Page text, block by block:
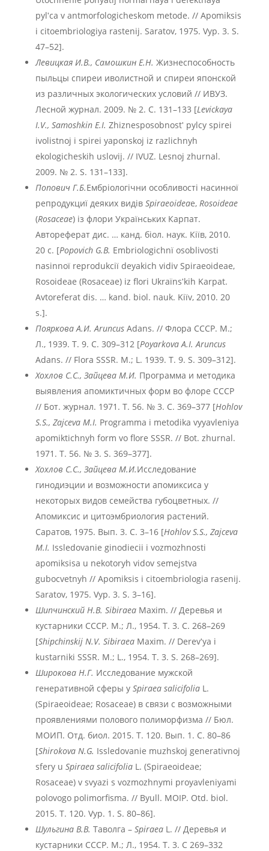
pylʹca v antmorfologicheskom metode. // Apomiksis
i citoembriologiya rastenij. Saratov, 1975. Vyp. 3. S.
47–52].
Левицкая И.В., Самошкин Е.Н. Жизнеспособность
пыльцы спиреи иволистной и спиреи японской
из различных экологических условий // ИВУЗ.
Лесной журнал. 2009. № 2. С. 131–133 [Levickaya
I.V., Samoshkin E.I. Zhiznesposobnostʹ pylcy spirei
ivolistnoj i spirei yaponskoj iz razlichnyh
ekologicheskih uslovij. // IVUZ. Lesnoj zhurnal.
2009. № 2. S. 131–133].
Попович Г.Б.Ембрiологiчни особливостi насинноï
репродукциï деяких видiв Spiraeoideae,Rosoideae
(Rosaceae) iз флори Украïнських Карпат.
Автореферат дис. … канд. бiол. наук. Кiïв, 2010.
20 с. [Popovich G.B. Embriologichnï osoblivosti
nasinnoï reprodukciï deyakich vidiv Spiraeoideae,
Rosoideae (Rosaceae) iz flori Ukraïnsʹkih Karpat.
Avtoreferat dis. … kand. biol. nauk. Kiïv, 2010. 20
s.].
Пояркова А.И. Aruncus Adans. // Флора СССР. М.;
Л., 1939. Т. 9. С. 309–312 [Poyarkova A.I. Aruncus
Adans. // Flora SSSR. M.; L. 1939. T. 9. S. 309–312].
Хохлов С.С., Зайцева М.И. Программа и методика
выявления апомиктичных форм во флоре СССР
// Бот. журнал. 1971. Т. 56. № 3. С. 369–377 [Hohlov
S.S., Zajceva M.I. Programma i metodika vyyavleniya
apomiktichnyh form vo flore SSSR. // Bot. zhurnal.
1971. T. 56. № 3. S. 369–377].
Хохлов С.С., Зайцева М.И.Исследование
гинодиэции и возможности апомиксиса у
некоторых видов семейства губоцветных. //
Апомиксис и цитоэмбриология растений.
Саратов, 1975. Вып. 3. С. 3–16 [Hohlov S.S., Zajceva
M.I. Issledovanie ginodiecii i vozmozhnosti
apomiksisa u nekotoryh vidov semejstva
gubocvetnyh // Apomiksis i citoembriologia rasenij.
Saratov, 1975. Vyp. 3. S. 3–16].
Шипчинский Н.В. Sibiraea Maxim. // Деревья и
кустарники СССР. М.; Л., 1954. Т. 3. С. 268–269
[Shipchinskij N.V. Sibiraea Maxim. // Derevʹya i
kustarniki SSSR. M.; L., 1954. T. 3. S. 268–269].
Широкова Н.Г. Исследование мужской
генеративной сферы у Spiraea salicifolia L.
(Spiraeoideae; Rosaceae) в связи с возможными
проявлениями полового полиморфизма // Бюл.
МОИП. Отд. биол. 2015. Т. 120. Вып. 1. С. 80–86
[Shirokova N.G. Issledovanie muzhskoj generativnoj
sfery u Spiraea salicifoliaL. (Spiraeoideae;
Rosaceae) v svyazi s vozmozhnymi proyavleniyami
polovogo polimorfisma. // Byull. MOIP. Otd. biol.
2015. T. 120. Vyp. 1. S. 80–86].
Шульгина В.В. Таволга – Spiraea L. // Деревья и
кустарники СССР. М.; Л., 1954. Т. 3. С 269–332